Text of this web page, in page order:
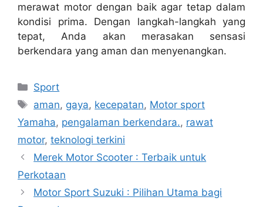
merawat motor dengan baik agar tetap dalam
kondisi prima. Dengan langkah-langkah yang
tepat, Anda akan merasakan sensasi
berkendara yang aman dan menyenangkan.
Kategori
Sport
Tag
aman, gaya, kecepatan, Motor sport
Yamaha, pengalaman berkendara., rawat
motor, teknologi terkini
Merek Motor Scooter : Terbaik untuk
Perkotaan
Motor Sport Suzuki : Pilihan Utama bagi